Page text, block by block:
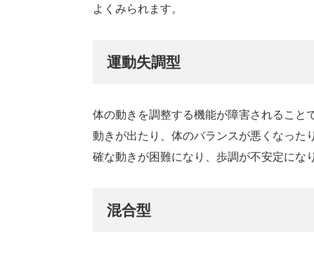
よくみられます。
運動失調型
体の動きを調整する機能が障害されること
動きが出たり、体のバランスが悪くなった
確な動きが困難になり、歩調が不安定になり
混合型